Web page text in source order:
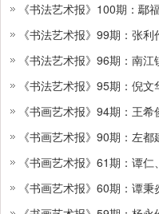
《书法艺术报》100期：鄢
《书法艺术报》99期：张利
《书法艺术报》96期：南江
《书法艺术报》95期：倪文
《书画艺术报》94期：王希
《书画艺术报》90期：左都
《书画艺术报》61期：谭仁
《书画艺术报》60期：谭秉